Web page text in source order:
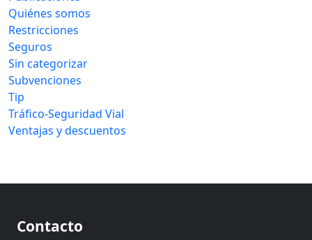
Quiénes somos
Restricciones
Seguros
Sin categorizar
Subvenciones
Tip
Tráfico-Seguridad Vial
Ventajas y descuentos
Contacto